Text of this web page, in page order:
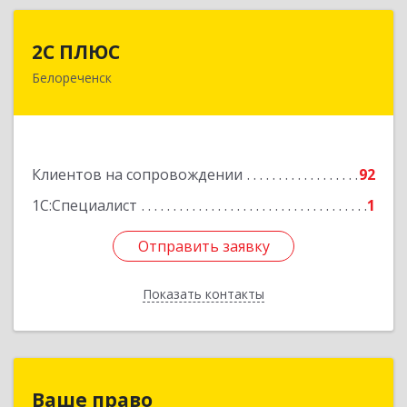
2С ПЛЮС
Белореченск
Клиентов на сопровождении
92
1С:Специалист
1
Отправить заявку
Показать контакты
352630, Краснодарский край, Белореченский р-
Отправить заявку
Назад
Ваше право